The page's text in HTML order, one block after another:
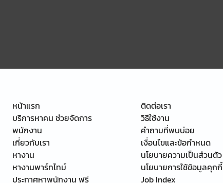
หน้าแรก
บริการหาคน ช่วยจัดการ
พนักงาน
เกี่ยวกับเรา
หางาน
หางานพาร์ทไทม์
ประกาศหาพนักงาน ฟรี
ติดต่อเรา
วิธีใช้งาน
คำถามที่พบบ่อย
เงื่อนไขและข้อกำหนด
นโยบายความเป็นส่วนตัว
นโยบายการใช้ข้อมูลคุกกี้
Job Index